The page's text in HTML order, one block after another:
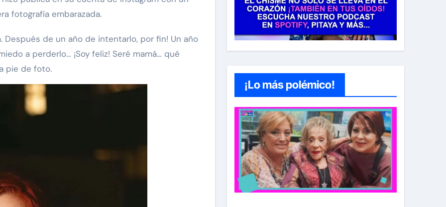
fotografía embarazada.
Después de un año de intentarlo, por fin! Un año
a perderlo… ¡Soy feliz! Seré mamá… qué
pie de foto.
¡Lo más polémico!